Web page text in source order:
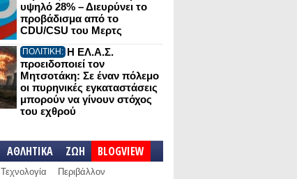
υψηλό 28% – Διευρύνει το
προβάδισμα από το
CDU/CSU του Μερτς
ΠΟΛΙΤΙΚΗ: Η ΕΛ.Α.Σ.
προειδοποιεί τον
Μητσοτάκη: Σε έναν πόλεμο
οι πυρηνικές εγκαταστάσεις
μπορούν να γίνουν στόχος
του εχθρού
ΑΘΛΗΤΙΚΑ ΖΩΗ BLOGVIEW
Τεχνολογία Περιβάλλον